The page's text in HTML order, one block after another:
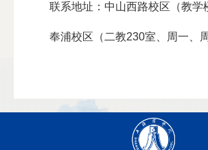
联系地址：中山西路校区（教学
奉浦校区（二教230室、周一、